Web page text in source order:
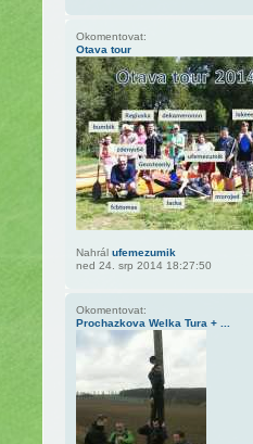
Okomentovat:
Otava tour
Nahrál ufemezumik
ned 24. srp 2014 18:27:50
Okomentovat:
Prochazkova Welka Tura + ...